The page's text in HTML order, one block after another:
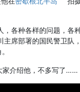
各种各样的问题，各
主席部署的国民警卫队
家介绍他，不多写了……